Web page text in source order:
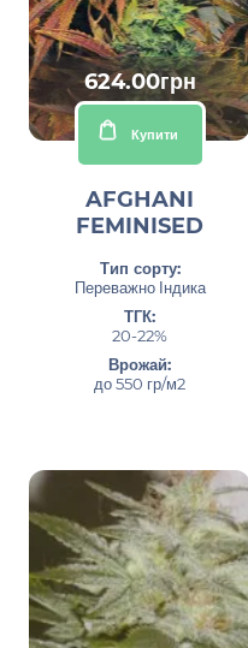
624.00грн
Купити
AFGHANI
FEMINISED
Тип сорту:
Переважно Індика
ТГК:
20-22%
Врожай:
до 550 гр/м2